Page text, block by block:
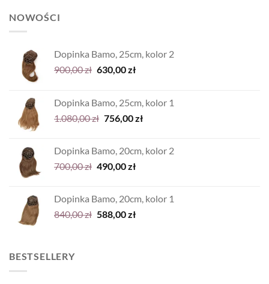
NOWOŚCI
Dopinka Bamo, 25cm, kolor 2
900,00zł Pierwotna
900,00 zł.
630,00złAktualna
630,00 zł.
Dopinka Bamo, 25cm, kolor 1
1.080,00zł Pierwotna
1.080,00 zł.
756,00złAktualna
756,00 zł.
Dopinka Bamo, 20cm, kolor 2
700,00zł Pierwotna
700,00 zł.
490,00złAktualna
490,00 zł.
Dopinka Bamo, 20cm, kolor 1
840,00zł Pierwotna
588,00złAktualna
BESTSELLERY